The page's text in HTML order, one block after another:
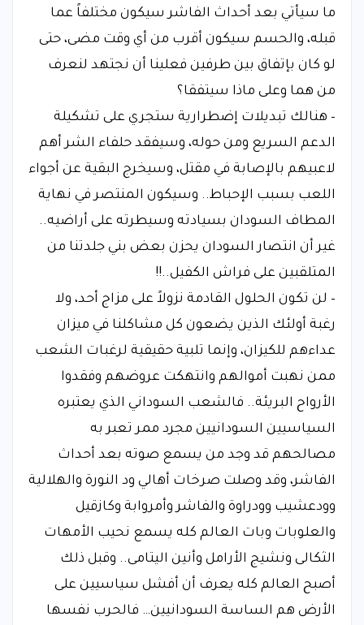
ما سيأتي بعد أحداث الفاشر سيكون مختلفاً عما
قبله، والحسم سيكون أقرب من أي وقت مضى، حتى
لو كان بإتفاق بين طرفين فعلينا أن نجتهد لنعرف
من هما وعلى ماذا سيتفقا؟
– هنالك تبديلات إضطرارية ستجري على تشكيلة
الدعم السريع ومن حوله، وسيفقد حلفاء الشر أهم
لاعبيهم بالإصابة في مقتل، وسيخرج البقية عن أجواء
اللعب بسبب الإحباط.. وسيكون المنتصر في نهاية
المطاف السودان بسيادته وسيطرته على أراضيه..
غير أن انتصار السودان يحزن بعض بني جلدتنا من
المتلقبين على فراش الكفيل..!!
– لن تكون الحلول القادمة نزولاً على مزاج أحد، ولا
رغبة أولئك الذين يضعون كل مشاكلنا في ميزان
عداءهم للكيزان، وإنما تلبية حقيقية لرغبات الشعب
ممن نهبت أموالهم وانتهكت عروضهم وفقدوا
الأرواح البريئة.. فالشعب السوداني الذي يعتبره
السياسيين السودانيين مجرد ممر تعبر به
مصالحهم قد وجد من يسمع صوته بعد أحداث
الفاشر، وقد وصلت صرخات أهالي ود النورة والهلالية
وودعشيب وودراوة والفاشر وأمروابة وكازقيل
والعلوبات وبات العالم كله يسمع نحيب الأمهات
الثكالى ونشيج الأرامل وأنين اليتامى.. وقبل ذلك
أصبح العالم كله يعرف أن أفشل سياسيين على
الأرض هم الساسة السودانيين… فالحرب نفسها